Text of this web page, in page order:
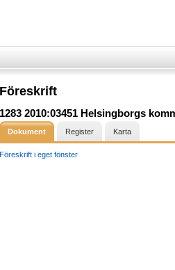
Föreskrift
1283 2010:03451 Helsingborgs
Dokument Register Karta
Föreskrift i eget fönster